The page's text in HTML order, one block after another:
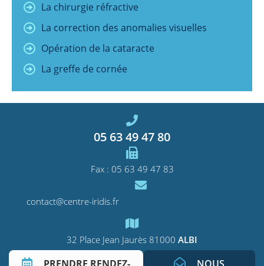
La chirurgie réfractive
La correction des anomalies visuelles
Opération de la cataracte
La greffe de cornée
05 63 49 47 80
Fax : 05 63 49 47 83
contact@centre-iridis.fr
32 Place Jean Jaurès 81000 ALBI